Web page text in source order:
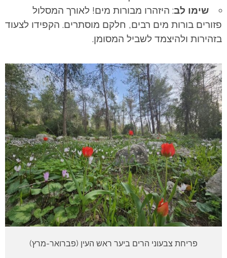
שימו לב: היזהרו מבורות מים! לאורך המסלול
פזורים בורות מים רבים, חלקם מוסתרים. הקפידו לצעוד
בזהירות ולהיצמד לשביל המסומן.
פריחת צבעוני הרים ביער ראש העין (פברואר-מרץ)